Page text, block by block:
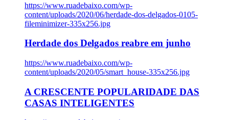
https://www.ruadebaixo.com/wp-
content/uploads/2020/06/herdade-dos-delgados-0105-
fileminimizer-335x256.jpg
Herdade dos Delgados reabre em junho
https://www.ruadebaixo.com/wp-
content/uploads/2020/05/smart_house-335x256.jpg
A CRESCENTE POPULARIDADE DAS
CASAS INTELIGENTES